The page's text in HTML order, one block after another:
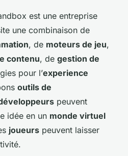
est une entreprise
une combinaison de
, de moteurs de jeu,
contenu, de gestion de
pour l’experience
outils de
peuvent
idée en un monde virtuel
joueurs peuvent laisser